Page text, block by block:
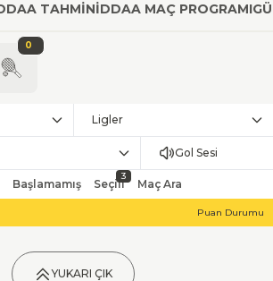
TAHMINİDDAA MAÇ PROGRAMI
0
Ligler
Gol Sesi
Başlamamış Seçili
3
Maç Ara
Puan Durumu
YUKARI ÇIK